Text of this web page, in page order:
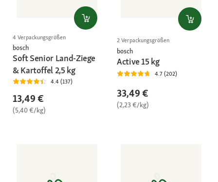
4 Verpackungsgrößen
bosch
Soft Senior Land-Ziege
& Kartoffel 2,5 kg
4.4 (137)
13,49 €
(5,40 €/kg)
2 Verpackungsgrößen
bosch
Active 15 kg
4.7 (202)
33,49 €
(2,23 €/kg)